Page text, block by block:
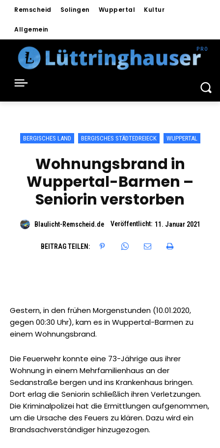
Remscheid Solingen Wuppertal Kultur
Allgemein
BERGISCHES LAND BERGISCHES STÄDTEDREIECK WUPPERTAL
Wohnungsbrand in
Wuppertal-Barmen –
Seniorin verstorben
Blaulicht-Remscheid.de Veröffentlicht: 11. Januar 2021
BEITRAG TEILEN:
Gestern, in den frühen Morgenstunden (10.01.2020,
gegen 00:30 Uhr), kam es in Wuppertal-Barmen zu
einem Wohnungsbrand.
Die Feuerwehr konnte eine 73-Jährige aus ihrer
Wohnung in einem Mehrfamilienhaus an der
Sedanstraße bergen und ins Krankenhaus bringen.
Dort erlag die Seniorin schließlich ihren Verletzungen.
Die Kriminalpolizei hat die Ermittlungen aufgenommen,
um die Ursache des Feuers zu klären. Dazu wird ein
Brandsachverständiger hinzugezogen.